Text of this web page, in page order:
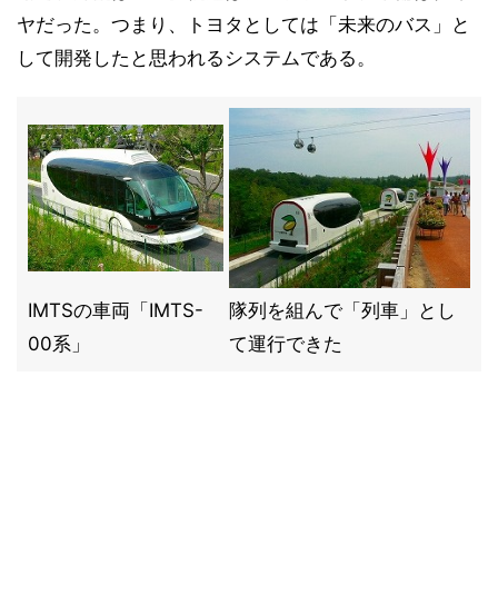
ヤだった。つまり、トヨタとしては「未来のバス」と
して開発したと思われるシステムである。
IMTSの車両「IMTS-
00系」
隊列を組んで「列車」とし
て運行できた